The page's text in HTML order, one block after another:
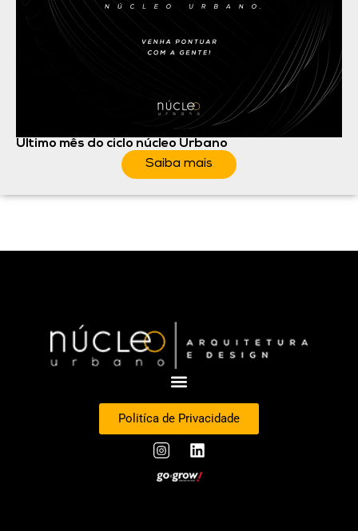
Último mês do ciclo núcleo Urbano
Saiba mais
Politíca de Privacidade